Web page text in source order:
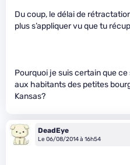
Du coup, le délai de
plus s’appliquer vu que tu
Pourquoi je suis certain que
aux habitants des petites
Kansas?
DeadEye
Le 06/08/2014 à 16h54